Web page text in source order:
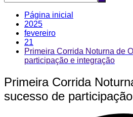
Página inicial
2025
fevereiro
21
Primeira Corrida Noturna de
participação e integração
Primeira Corrida
sucesso de